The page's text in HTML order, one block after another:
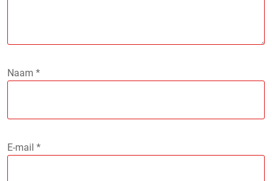
Naam *
E-mail *